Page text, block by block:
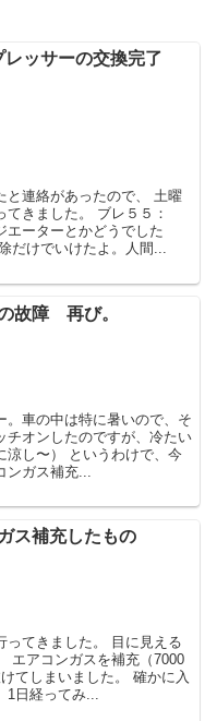
ッサーの交換完了
と連絡があったので、 土曜
きました。 ブレ５５：
エーターとかどうでした
だけでいけたよ。人間...
故障 再び。
。車の中は特に暑いので、そ
チオンしたのですが、冷たい
涼し〜） というわけで、今
ガス補充...
ス補充したもの
ってきました。 目に見える
エアコンガスを補充（7000
てしまいました。 確かに入
1日経ってみ...